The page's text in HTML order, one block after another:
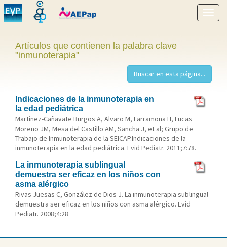
menú
Artículos que contienen la palabra clave
"inmunoterapia"
Indicaciones de la inmunoterapia en
la edad pediátrica
Martínez-Cañavate Burgos A, Alvaro M, Larramona H, Lucas
Moreno JM, Mesa del Castillo AM, Sancha J, et al; Grupo de
Trabajo de Inmunoterapia de la SEICAP.Indicaciones de la
inmunoterapia en la edad pediátrica. Evid Pediatr. 2011;7:78.
La inmunoterapia sublingual
demuestra ser eficaz en los niños con
asma alérgico
Rivas Juesas C, González de Dios J. La inmunoterapia sublingual
demuestra ser eficaz en los niños con asma alérgico. Evid
Pediatr. 2008;4:28